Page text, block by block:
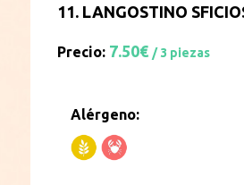
11. LANGOSTINO
Precio: 7.50€ / 3 piezas
Alérgeno: